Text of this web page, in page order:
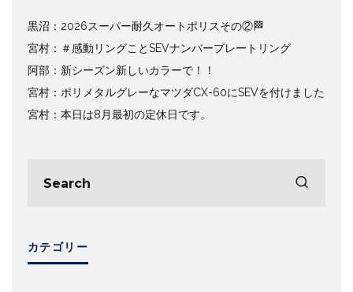
黒沼：2026スーパー耐久オートポリスその②🏁
宮村：＃感動リングことSEVナンバープレートリング
阿部：新シーズン新しいカラーで！！
宮村：ポリメタルグレーなマツダCX-60にSEVを付けました
宮村：本日は8月最初の定休日です。
カテゴリー